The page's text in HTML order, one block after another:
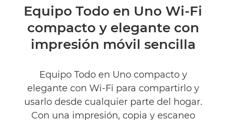
Descripción general
Especificaciones
Asistencia
COMPRAR TINTA
Equipo Todo en Uno Wi-Fi
compacto y elegante con
impresión móvil sencilla
Equipo Todo en Uno compacto y
elegante con Wi-Fi para compartirlo y
usarlo desde cualquier parte del hogar.
Con una impresión, copia y escaneo